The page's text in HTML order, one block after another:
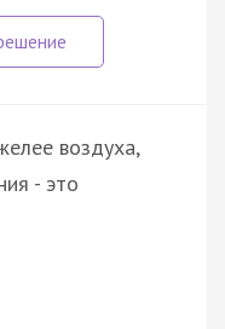
воздуха,
- это